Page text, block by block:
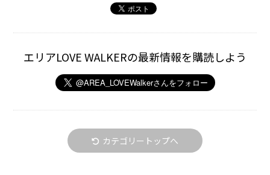
エリアLOVE WALKERの最新情報を購読しよう
カテゴリートップへ